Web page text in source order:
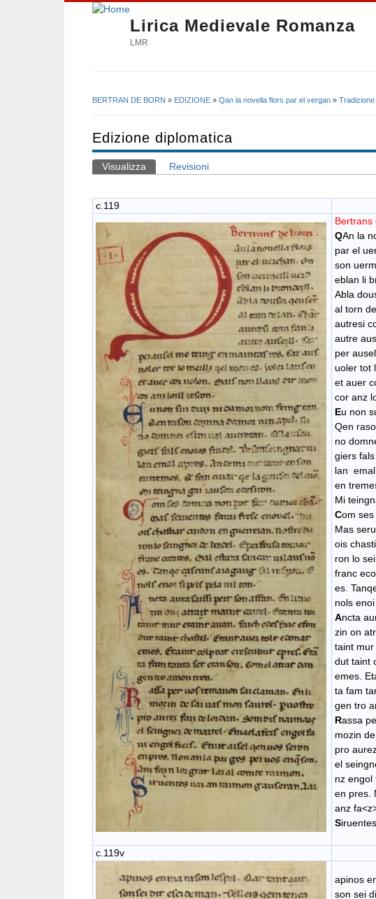
Lirica Medievale Romanza
LMR
BERTRAN DE BORN » EDIZIONE » Qan la novella flors par el vergan »
Edizione diplomatica
Schede primarie
Visualizza (scheda attiva)
Revisioni
c.119
Bertrans
QAn la
par el
son
eblan li
Abla
al torn
autresi
autre
per
uoler tot
et auer
cor anz
Eu non
Qen
no
giers
lan emal
en
Mi
Com ses
Mas
ois
ron lo
franc
es.
nols
Ancta
zin on
taint
dut taint
emes.
ta fam
gen tro
Rassa
mozin
pro
el
nz engol
en pres.
anz
S
c.119v
apinos
son sei